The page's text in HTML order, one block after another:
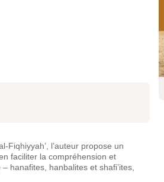
l’auteur propose un
faciliter la compréhension et
hanafites, hanbalites et shafi’ites,